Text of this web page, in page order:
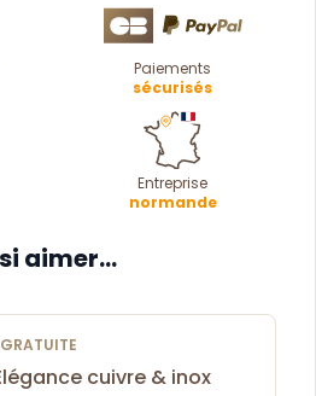
Paiements
sécurisés
Entreprise
normande
aimer...
cuivre & inox